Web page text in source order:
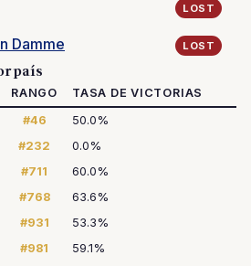
LOST
Damme LOST
país
RANGO
TASA DE VICTORIAS
#46
50.0%
#232
0.0%
#711
60.0%
#768
63.6%
#931
53.3%
#981
59.1%